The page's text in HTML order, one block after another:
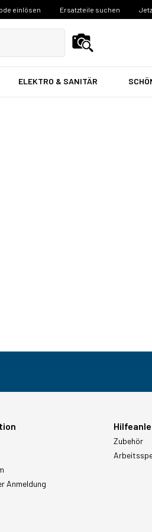
einlösen Ersatzteile suchen
ELEKTRO & SANITÄR
Anmeldung
Zubehör